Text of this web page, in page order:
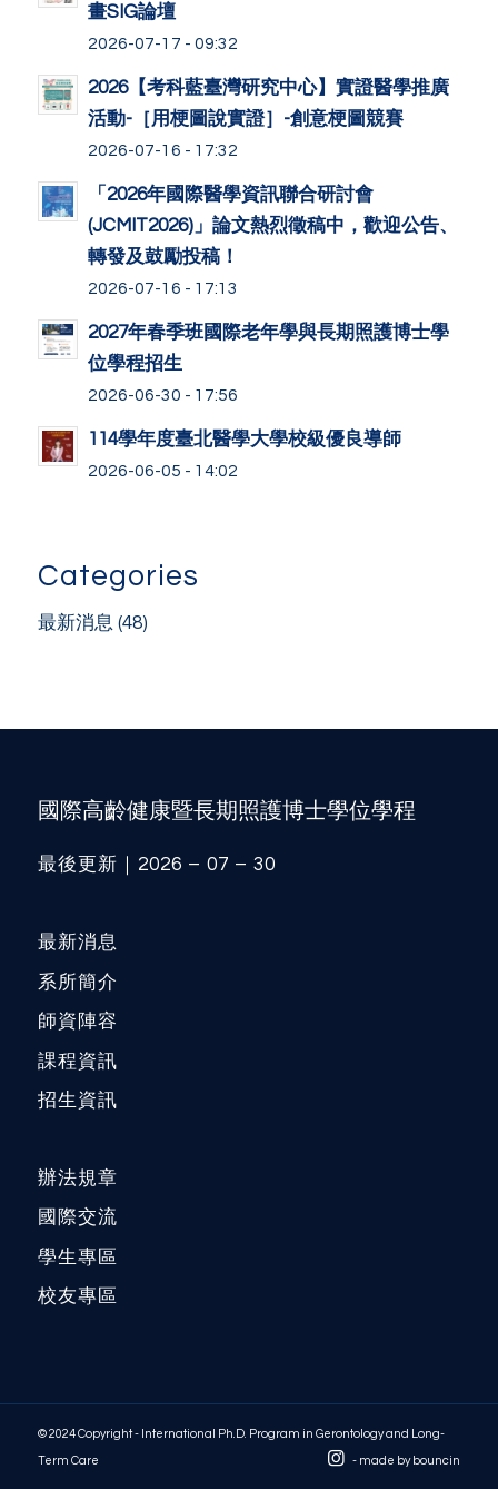
畫SIG論壇
2026-07-17 - 09:32
2026【考科藍臺灣研究中心】實證醫學推廣
活動-［用梗圖說實證］-創意梗圖競賽
2026-07-16 - 17:32
「2026年國際醫學資訊聯合研討會
(JCMIT2026)」論文熱烈徵稿中，歡迎公告、
轉發及鼓勵投稿！
2026-07-16 - 17:13
2027年春季班國際老年學與長期照護博士學
位學程招生
2026-06-30 - 17:56
114學年度臺北醫學大學校級優良導師
2026-06-05 - 14:02
Categories
最新消息 (48)
國際高齡健康暨長期照護博士學位學程
最後更新｜2026 – 07 – 30
最新消息
系所簡介
師資陣容
課程資訊
招生資訊
辦法規章
國際交流
學生專區
校友專區
© 2024 Copyright - International Ph.D. Program in Gerontology and Long-
Term Care - made by bouncin